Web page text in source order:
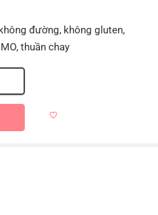
đường, không gluten,
thuần chay